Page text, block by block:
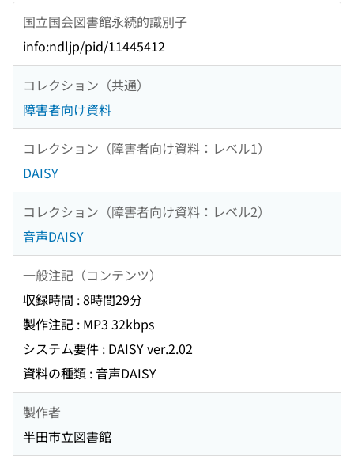
国立国会図書館永続的識別子
info:ndljp/pid/11445412
コレクション（共通）
障害者向け資料
コレクション（障害者向け資料：レベル1）
DAISY
コレクション（障害者向け資料：レベル2）
音声DAISY
一般注記（コンテンツ）
収録時間 : 8時間29分
製作注記 : MP3 32kbps
システム要件 : DAISY ver.2.02
資料の種類 : 音声DAISY
製作者
半田市立図書館